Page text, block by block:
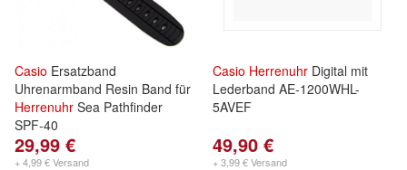
Casio Ersatzband
Uhrenarmband Resin Band für
Herrenuhr Sea Pathfinder
SPF-40
29,99 €
+ 4,99 € Versand
Casio Herrenuhr Digital mit
Lederband AE-1200WHL-
5AVEF
49,90 €
+ 3,99 € Versand